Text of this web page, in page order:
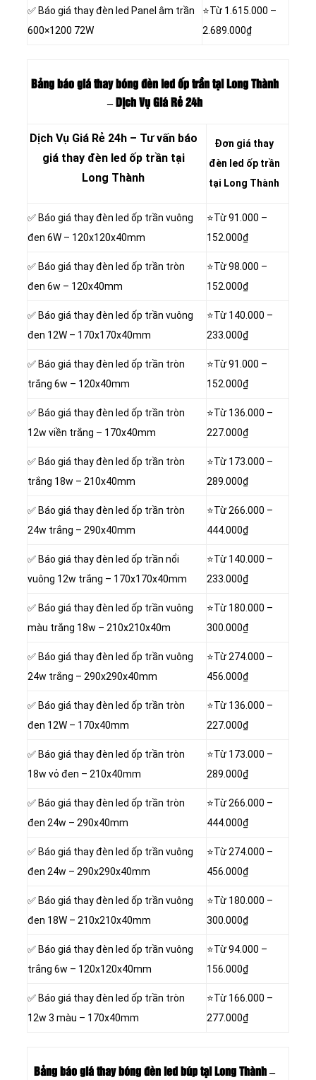
✅ Báo giá thay đèn led Panel âm trần
600×1200 72W
⭐Từ 1.615.000 –
2.689.000₫
Bảng báo giá thay bóng đèn led ốp trần tại Long Thành
– Dịch Vụ Giá Rẻ 24h
Dịch Vụ Giá Rẻ 24h – Tư vấn báo
giá thay đèn led ốp trần tại
Long Thành
Đơn giá thay
đèn led ốp trần
tại Long Thành
✅ Báo giá thay đèn led ốp trần vuông
đen 6W – 120x120x40mm
⭐Từ91.000 –
152.000₫
✅ Báo giá thay đèn led ốp trần tròn
đen 6w – 120x40mm
⭐Từ98.000 –
152.000₫
✅ Báo giá thay đèn led ốp trần vuông
đen 12W – 170x170x40mm
⭐Từ 140.000 –
233.000₫
✅ Báo giá thay đèn led ốp trần tròn
trắng 6w – 120x40mm
⭐Từ91.000 –
152.000₫
✅ Báo giá thay đèn led ốp trần tròn
12w viền trắng – 170x40mm
⭐Từ 136.000 –
227.000₫
✅ Báo giá thay đèn led ốp trần tròn
trắng 18w – 210x40mm
⭐Từ 173.000 –
289.000₫
✅ Báo giá thay đèn led ốp trần tròn
24w trắng – 290x40mm
⭐Từ 266.000 –
444.000₫
✅ Báo giá thay đèn led ốp trần nổi
vuông 12w trắng – 170x170x40mm
⭐Từ 140.000 –
233.000₫
✅ Báo giá thay đèn led ốp trần vuông
màu trắng 18w – 210x210x40m
⭐Từ 180.000 –
300.000₫
✅ Báo giá thay đèn led ốp trần vuông
24w trắng – 290x290x40mm
⭐Từ 274.000 –
456.000₫
✅ Báo giá thay đèn led ốp trần tròn
đen 12W – 170x40mm
⭐Từ 136.000 –
227.000₫
✅ Báo giá thay đèn led ốp trần tròn
18w vỏ đen – 210x40mm
⭐Từ 173.000 –
289.000₫
✅ Báo giá thay đèn led ốp trần tròn
đen 24w – 290x40mm
⭐Từ 266.000 –
444.000₫
✅ Báo giá thay đèn led ốp trần vuông
đen 24w – 290x290x40mm
⭐Từ 274.000 –
456.000₫
✅ Báo giá thay đèn led ốp trần vuông
đen 18W – 210x210x40mm
⭐Từ 180.000 –
300.000₫
✅ Báo giá thay đèn led ốp trần vuông
trắng 6w – 120x120x40mm
⭐Từ94.000 –
156.000₫
✅ Báo giá thay đèn led ốp trần tròn
12w 3 màu – 170x40mm
⭐Từ 166.000 –
277.000₫
Bảng báo giá thay bóng đèn led búp tại Long Thành –